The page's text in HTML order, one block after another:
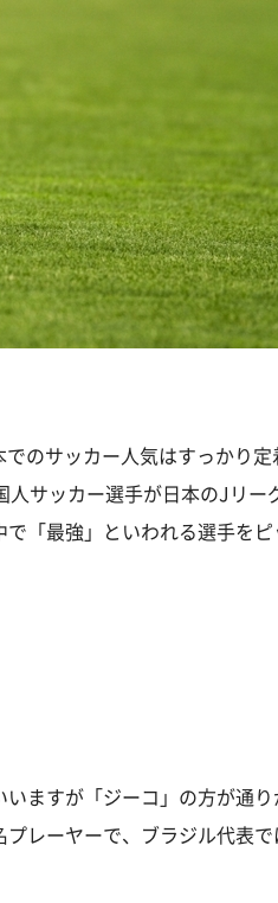
のサッカー人気はすっかり定
人サッカー選手が日本のJリー
「最強」といわれる選手をピ
ますが「ジーコ」の方が通り
レーヤーで、ブラジル代表で